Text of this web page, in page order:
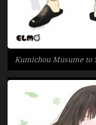
Kumichou Musume to